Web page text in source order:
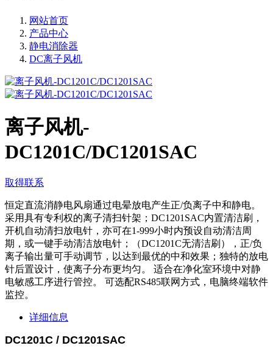
网站首页
产品中心
静电消除器
DC离子风机
离子风机-
DC1201C/DC1201SAC
取得联系
恒定直流消静电风扇通过电晕放电产生正/负离子中和静电。
采用具有专利权的离子清扫针架；DC1201SAC内置清洁刷，
开机自动清扫放电针，亦可在1-999小时内预设自动清洁周
期，或一键手动清洁放电针；（DC1201C无清洁刷），正/负
离子输出量可手动调节，以达到最优的中和效果；独特的放电
针后置设计，使离子分布更均匀。 适合在净化室环境中对静
电敏感工序进行管控。 可选配RS485联网方式，电脑终端软件
监控。
详细信息
DC1201C / DC1201SAC